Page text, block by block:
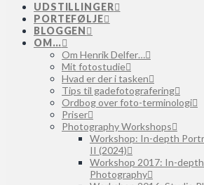
UDSTILLINGER
PORTEFØLJE
BLOGGEN
OM…
Om Henrik Delfer…
Mit fotostudie
Hvad er der i tasken
Tips til gadefotografering
Ordbog over foto-terminologi
Priser
Photography Workshops
Workshop: In-depth
II (2024)
Workshop 2017: In-
Photography